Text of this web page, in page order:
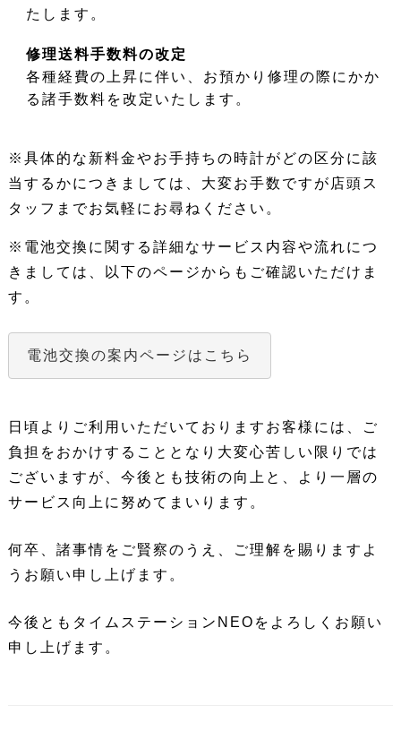
たします。
修理送料手数料の改定
各種経費の上昇に伴い、お預かり修理の際にかか
る諸手数料を改定いたします。
※具体的な新料金やお手持ちの時計がどの区分に該
当するかにつきましては、大変お手数ですが店頭ス
タッフまでお気軽にお尋ねください。
※電池交換に関する詳細なサービス内容や流れにつ
きましては、以下のページからもご確認いただけま
す。
電池交換の案内ページはこちら
日頃よりご利用いただいておりますお客様には、ご
負担をおかけすることとなり大変心苦しい限りでは
ございますが、今後とも技術の向上と、より一層の
サービス向上に努めてまいります。
何卒、諸事情をご賢察のうえ、ご理解を賜りますよ
うお願い申し上げます。
今後ともタイムステーションNEOをよろしくお願い
申し上げます。